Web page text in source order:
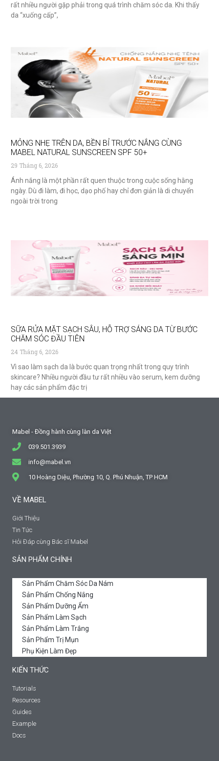
rất nhiều người gặp phải trong quá trình chăm sóc da. Khi thấy
da “xuống cấp”,
MỎNG NHẸ TRÊN DA, BỀN BỈ TRƯỚC NẮNG CÙNG
MABEL NATURAL SUNSCREEN SPF 50+
29 Tháng 6, 2026
Ánh nắng là một phần rất quen thuộc trong cuộc sống hằng
ngày. Dù đi làm, đi học, dạo phố hay chỉ đơn giản là di chuyển
ngoài trời trong
SỮA RỬA MẶT SẠCH SÂU, HỖ TRỢ SÁNG DA TỪ BƯỚC
CHĂM SÓC ĐẦU TIÊN
24 Tháng 6, 2026
Vì sao làm sạch da là bước quan trọng nhất trong quy trình
skincare? Nhiều người đầu tư rất nhiều vào serum, kem dưỡng
hay các sản phẩm đặc trị
Mabel - Đồng hành cùng làn da Việt
039.501.3939
info@mabel.vn
10 Hoàng Diệu, Phường 10, Q. Phú Nhuận, TP HCM
VỀ MABEL
Giới Thiệu
Tin Tức
Hỏi Đáp cùng Bác sĩ Mabel
SẢN PHẨM CHÍNH
Sản Phẩm Chăm Sóc Da Nám
Sản Phẩm Chống Nắng
Sản Phẩm Dưỡng Ẩm
Sản Phẩm Làm Sạch
Sản Phẩm Làm Trắng
Sản Phẩm Trị Mụn
Phụ Kiện Làm Đẹp
KIẾN THỨC
Tutorials
Resources
Guides
Example
Docs